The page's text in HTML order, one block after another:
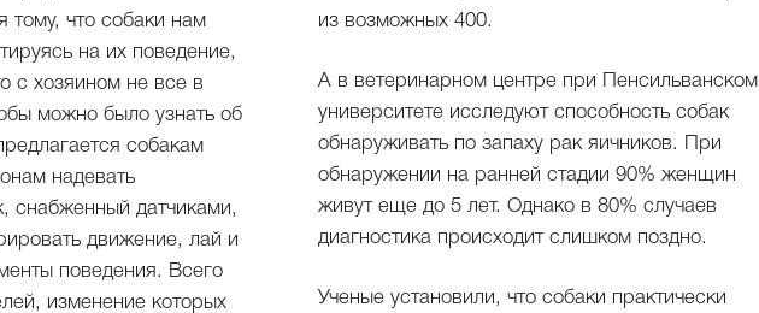
тому, что собаки нам
на их поведение,
с хозяином не все в
можно было узнать об
собакам
надевать
снабженный датчиками,
движение, лай и
поведения. Всего
изменение которых
из возможных 400.
А в ветеринарном центре при Пенсильванском
университете исследуют способность собак
обнаруживать по запаху рак яичников. При
обнаружении на ранней стадии 90% женщин
живут еще до 5 лет. Однако в 80% случаев
диагностика происходит слишком поздно.
Ученые установили, что собаки практически